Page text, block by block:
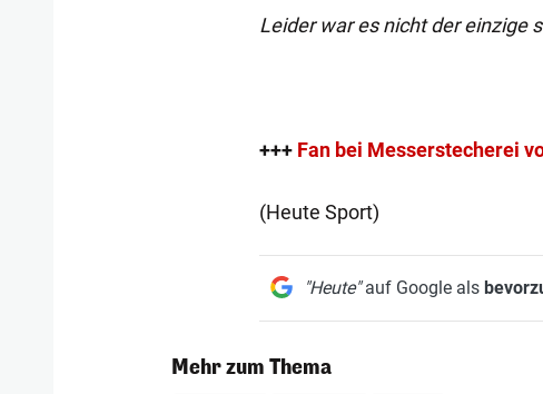
Leider war es nicht der einzige
+++ Fan bei Messerstecherei
(Heute Sport)
"Heute"auf Google als
Mehr zum Thema